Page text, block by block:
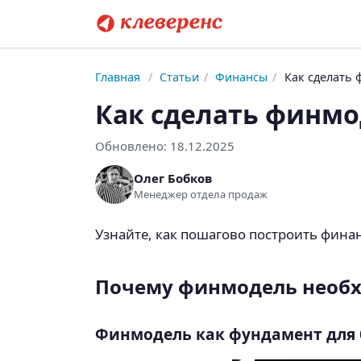
Главная / Статьи / Финансы / Как сделать
Как сделать
Обновлено: 18.12.2025
Олег Бобков
Менеджер отдела продаж
Узнайте, как пошагово построить
Почему финмодель
Финмодель как фундамент